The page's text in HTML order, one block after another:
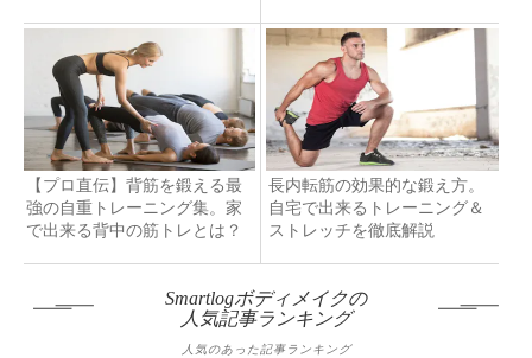
【プロ直伝】背筋を鍛える最
強の自重トレーニング集。家
で出来る背中の筋トレとは？
長内転筋の効果的な鍛え方。
自宅で出来るトレーニング＆
ストレッチを徹底解説
Smartlogボディメイクの
人気記事ランキング
人気のあった記事ランキング